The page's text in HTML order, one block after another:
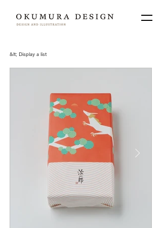
&lt;​ Display a list